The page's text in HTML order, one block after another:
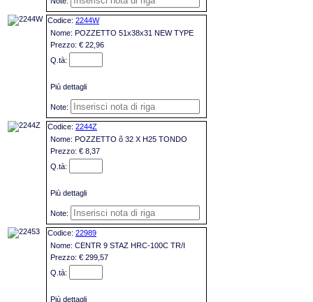
2244W
POZZETTO 51x38x31 NEW TYPE
€ 22,96
Più dettagli
2244Z
POZZETTO õ 32 X H25 TONDO
€ 8,37
Più dettagli
22989
CENTR 9 STAZ HRC-100C TR/I
€ 299,57
Più dettagli